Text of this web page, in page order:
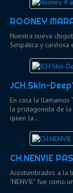
ROONEY
Nuestra nueva
Simpática y
JCH.Skin-
En casa la llamamos
la protagonista de
quien la…
CH.NENVIE
Acostumbrados a la
"NENVIE" fue como